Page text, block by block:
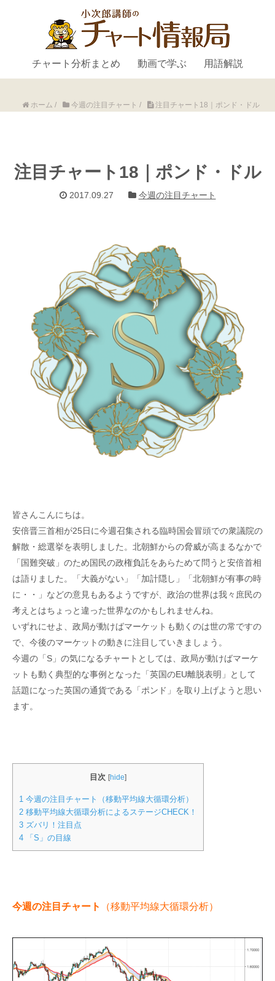
チャート分析まとめ 動画で学ぶ 用語解説
ホーム / 今週の注目チャート / 注目チャート18｜ポンド・ドル
注目チャート18｜ポンド・ドル
2017.09.27 今週の注目チャート
皆さんこんにちは。
安倍晋三首相が25日に今週召集される臨時国会冒頭での衆議院の
解散・総選挙を表明しました。北朝鮮からの脅威が高まるなかで
「国難突破」のため国民の政権負託をあらためて問うと安倍首相
は語りました。「大義がない」「加計隠し」「北朝鮮が有事の時
に・・」などの意見もあるようですが、政治の世界は我々庶民の
考えとはちょっと違った世界なのかもしれませんね。
いずれにせよ、政局が動けばマーケットも動くのは世の常ですの
で、今後のマーケットの動きに注目していきましょう。
今週の「S」の気になるチャートとしては、政局が動けばマーケ
ットも動く典型的な事例となった「英国のEU離脱表明」として
話題になった英国の通貨である「ポンド」を取り上げようと思い
ます。
目次 [hide]
1 今週の注目チャート（移動平均線大循環分析）
2 移動平均線大循環分析によるステージCHECK！
3 ズバリ！注目点
4 「S」の目線
今週の注目チャート （移動平均線大循環分析）